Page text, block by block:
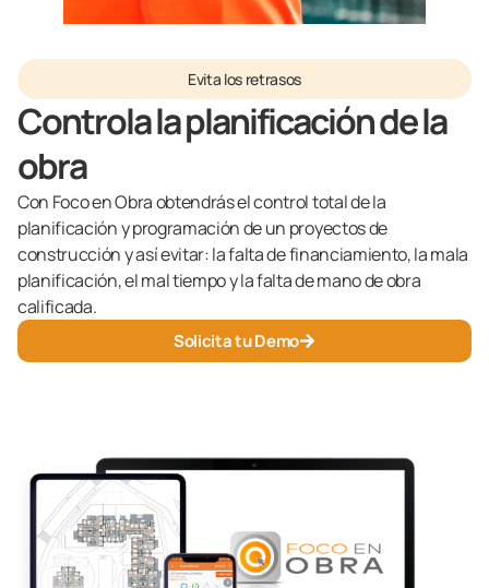
Evita los retrasos
Controla la planificación de la
obra
Con Foco en Obra obtendrás el control total de la
planificación y programación de un proyectos de
construcción y así evitar: la falta de financiamiento, la mala
planificación, el mal tiempo y la falta de mano de obra
calificada.
Solicita tu Demo